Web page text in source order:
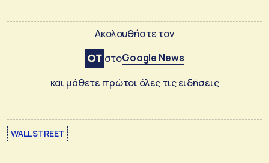
Ακολουθήστε τον
στοGoogle News
και μάθετε πρώτοι όλες τις ειδήσεις
WALL STREET